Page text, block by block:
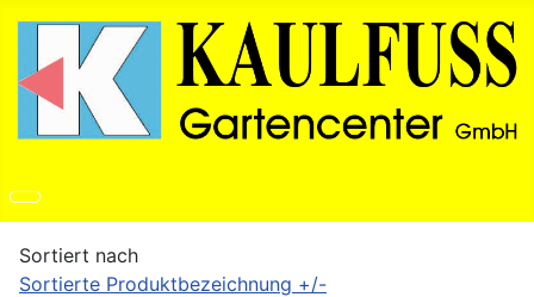
Sortiert nach
Sortierte Produktbezeichnung +/-